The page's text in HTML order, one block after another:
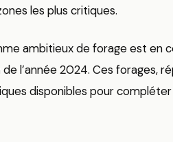
les plus critiques.
ambitieux de forage est en
de l’année 2024. Ces forages,
disponibles pour